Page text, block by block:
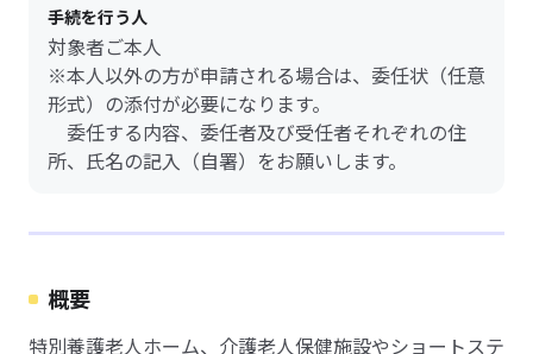
手続を行う人
対象者ご本人
※本人以外の方が申請される場合は、委任状（任意
形式）の添付が必要になります。
委任する内容、委任者及び受任者それぞれの住
所、氏名の記入（自署）をお願いします。
概要
特別養護老人ホーム、介護老人保健施設やショートステ